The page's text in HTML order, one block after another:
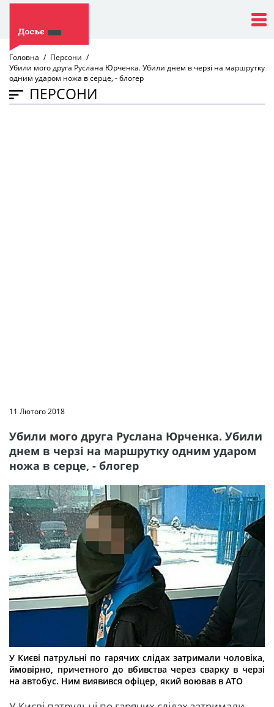
Головна
Персони
Убили мого друга Руслана Юрченка. Убили днем в черзі на маршрутку
одним ударом ножа в серце, - блогер
ПЕРСОНИ
11 Лютого 2018
Убили мого друга Руслана Юрченка. Убили
днем в черзі на маршрутку одним ударом
ножа в серце, - блогер
У Києві патрульні по гарячих слідах затримали чоловіка,
ймовірно, причетного до вбивства через сварку в черзі
на автобус. Ним виявився офіцер, який воював в АТО